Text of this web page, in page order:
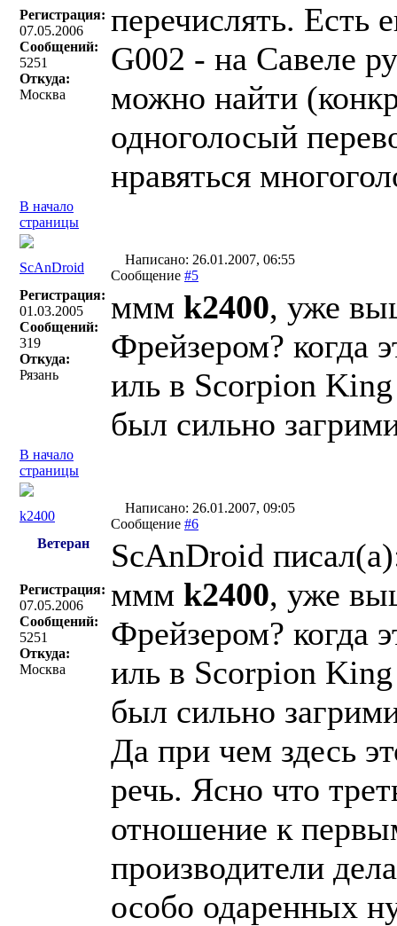
Регистрация:
07.05.2006
Сообщений:
5251
Откуда:
Москва
перечислять. Есть
G002 - на Савеле
можно найти
одноголосый
нравяться
В начало
страницы
ScAnDroid
Написано: 26.01.2007, 06:55
Сообщение #5
Регистрация:
01.03.2005
Сообщений:
319
Откуда:
Рязань
ммм k2400, уже
Фрейзером? когда
иль в Scorpion
был сильно
В начало
страницы
k2400
Написано: 26.01.2007, 09:05
Сообщение #6
Ветеран
Регистрация:
07.05.2006
Сообщений:
5251
Откуда:
Москва
ScAnDroid
ммм k2400, уже
Фрейзером? когда
иль в Scorpion
был сильно
Да при чем здесь
речь. Ясно что
отношение к
производители
особо одаренных